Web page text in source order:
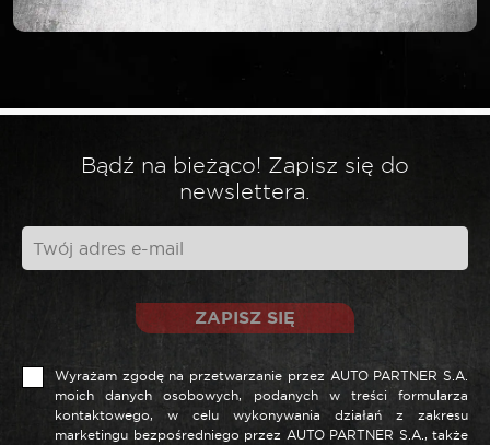
Twój adres email nie zostanie opublikowany.
Bądź na bieżąco! Zapisz się do
newslettera.
ZAPISZ SIĘ
Wyrażam zgodę na przetwarzanie przez AUTO PARTNER S.A.
moich danych osobowych, podanych w treści formularza
kontaktowego, w celu wykonywania działań z zakresu
marketingu bezpośredniego przez AUTO PARTNER S.A., także